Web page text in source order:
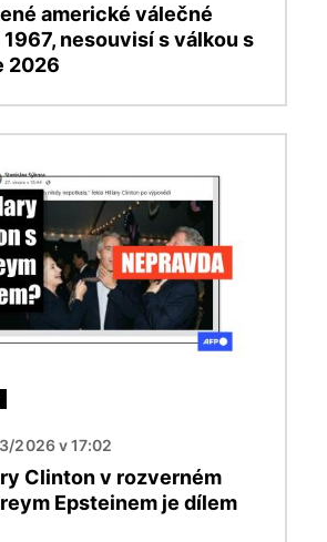
americké válečné
nesouvisí s válkou s
2026
2026 v 17:02
Clinton v rozverném
Epsteinem je dílem